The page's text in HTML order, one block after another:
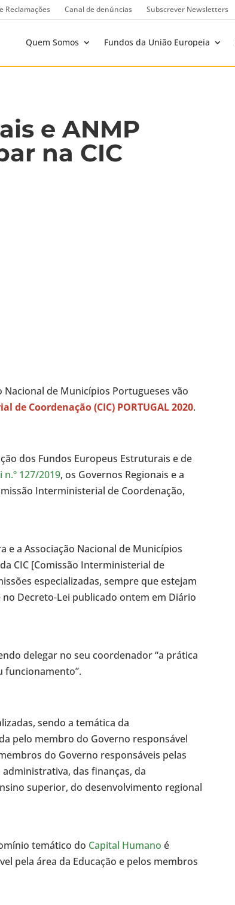
Reclamações Canal de denúncias Subscrever Newsletters
Quem Somos Fundos da União Europeia
e ANMP
na CIC
Nacional de Municípios Portugueses vão
de Coordenação (CIC) PORTUGAL 2020.
dos Fundos Europeus Estruturais e de
n.º 127/2019, os Governos Regionais e a
Interministerial de Coordenação,
e a Associação Nacional de Municípios
CIC [Comissão Interministerial de
especializadas, sempre que estejam
Decreto-Lei publicado ontem em Diário
delegar no seu coordenador “a prática
funcionamento”.
sendo a temática da
pelo membro do Governo responsável
do Governo responsáveis pelas
das finanças, da
superior, do desenvolvimento regional
temático do Capital Humano é
pela área da Educação e pelos membros